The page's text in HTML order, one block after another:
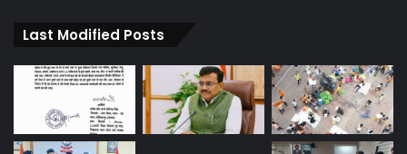
Last Modified Posts